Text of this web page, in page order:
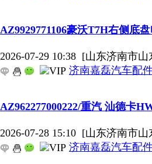
AZ9929771106豪沃T7H右侧底
2026-07-29 10:38 [山东济南市
济南嘉磊汽车配
AZ962277000222/重汽 汕德卡
2026-07-28 15:10 [山东济南市
济南嘉磊汽车配